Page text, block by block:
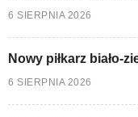
6 SIERPNIA 2026
Nowy piłkarz biało-
6 SIERPNIA 2026